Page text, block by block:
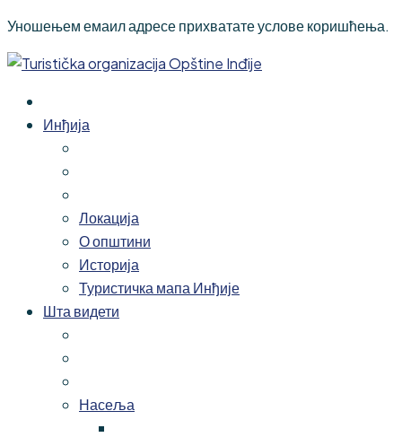
Уношењем емаил адресе прихватате услове коришћења.
Инђија
Локација
О општини
Историја
Туристичка мапа Инђије
Шта видети
Насеља